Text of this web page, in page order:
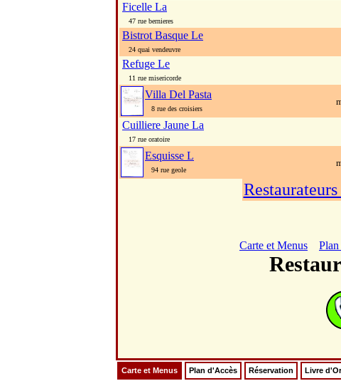
Ficelle La
47 rue bernieres
Bistrot Basque Le
24 quai vendeuvre
Refuge Le
11 rue misericorde
Villa Del Pasta
8 rue des croisiers
Cuilliere Jaune La
17 rue oratoire
Esquisse L
94 rue geole
Carte et Menus
Carte et Menus Plan d'Accès Réservation Livre d'Or